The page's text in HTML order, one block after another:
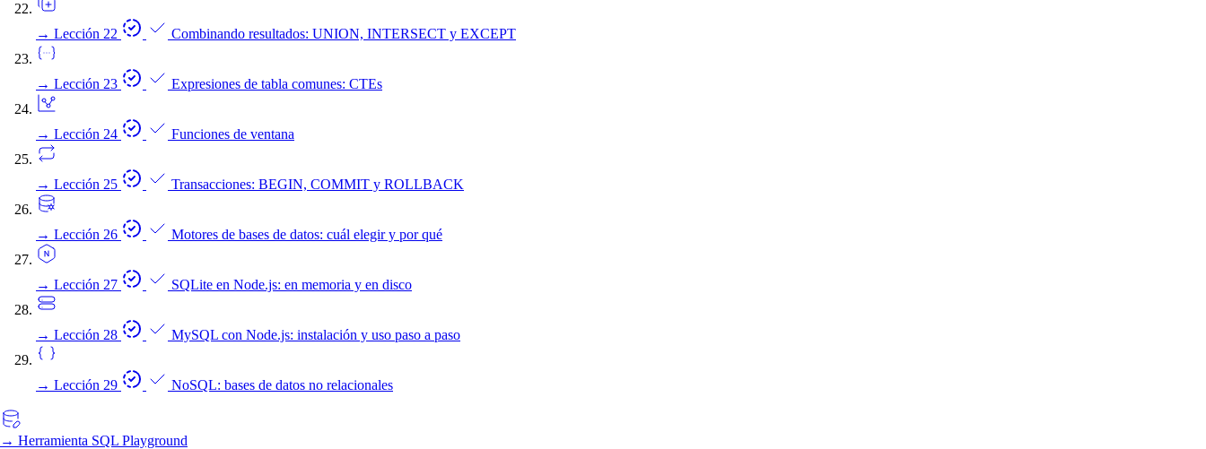
→ Lección 22 Combinando resultados: UNION, INTERSECT y EXCEPT
→ Lección 23 Expresiones de tabla comunes: CTEs
→ Lección 24 Funciones de ventana
→ Lección 25 Transacciones: BEGIN, COMMIT y ROLLBACK
→ Lección 26 Motores de bases de datos: cuál elegir y por qué
→ Lección 27 SQLite en Node.js: en memoria y en disco
→ Lección 28 MySQL con Node.js: instalación y uso paso a paso
→ Lección 29 NoSQL: bases de datos no relacionales
→ Herramienta SQL Playground